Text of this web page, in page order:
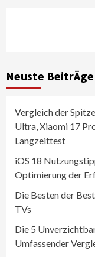
Neuste BeitrÄge
Vergleich der
Ultra, Xiaomi 17
Langzeittest
iOS 18
Optimierung der
Die Besten der
TVs
Die 5
Umfassender